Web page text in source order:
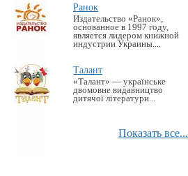
Ранок
Издательство «Ранок»,
основанное в 1997 году,
является лидером книжной
индустрии Украины....
Талант
«Талант» — українське
двомовне видавництво
дитячої літератури...
Показать все...